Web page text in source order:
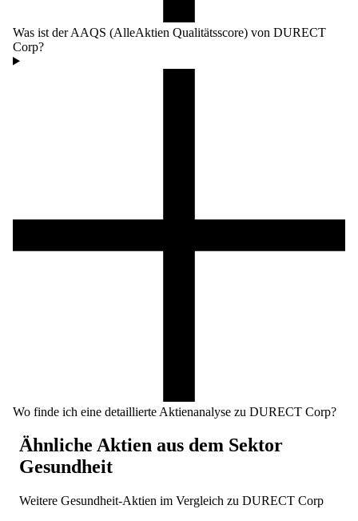
Was ist der AAQS (AlleAktien Qualitätsscore) von DURECT
Corp?
Wo finde ich eine detaillierte Aktienanalyse zu DURECT Corp?
Ähnliche Aktien aus dem Sektor
Gesundheit
Weitere Gesundheit-Aktien im Vergleich zu DURECT Corp